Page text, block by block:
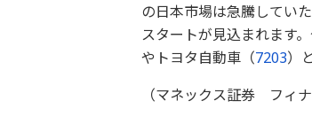
の日本市場は急騰してい
スタートが見込まれます
やトヨタ自動車（7203）
（マネックス証券 フィ